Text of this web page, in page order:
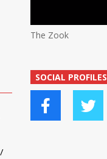
The Zook
SOCIAL PROFILES